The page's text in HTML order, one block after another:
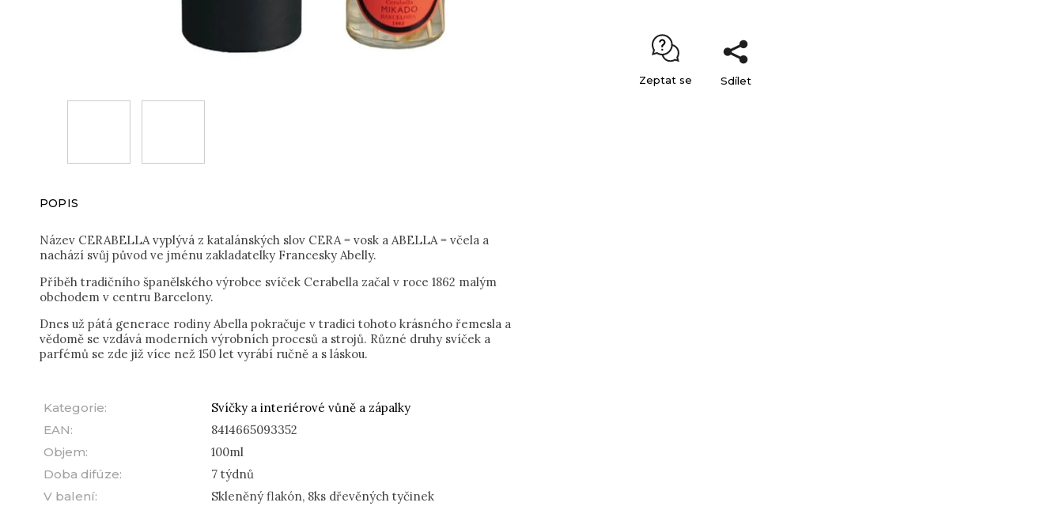
Zeptat se Sdílet
POPIS
Název CERABELLA vyplývá z katalánských slov CERA = vosk a ABELLA = včela a
nachází svůj původ ve jménu zakladatelky Francesky Abelly.
Příběh tradičního španělského výrobce svíček Cerabella začal v roce 1862 malým
obchodem v centru Barcelony.
Dnes už pátá generace rodiny Abella pokračuje v tradici tohoto krásného řemesla a
vědomě se vzdává moderních výrobních procesů a strojů. Různé druhy svíček a
parfémů se zde již více než 150 let vyrábí ručně a s láskou.
Kategorie:
Svíčky a interiérové vůně a zápalky
EAN:
8414665093352
Objem:
100ml
Doba difúze:
7 týdnů
V balení: Skleněný flakón, 8ks dřevěných tyčinek